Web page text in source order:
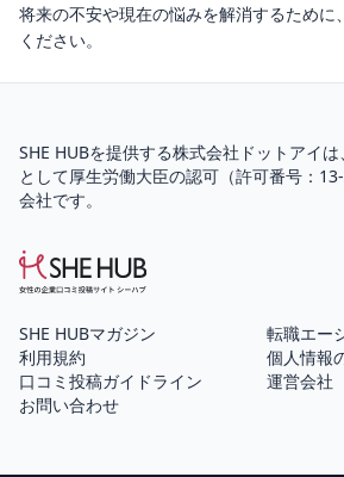
将来の不安や現在の悩みを解消するために
ください。
SHE HUBを提供する株式会社ドットアイは、
として厚生労働大臣の認可（許可番号：
会社です。
SHE HUBマガジン
転職エー
利用規約
個人情報
口コミ投稿ガイドライン
運営会社
お問い合わせ